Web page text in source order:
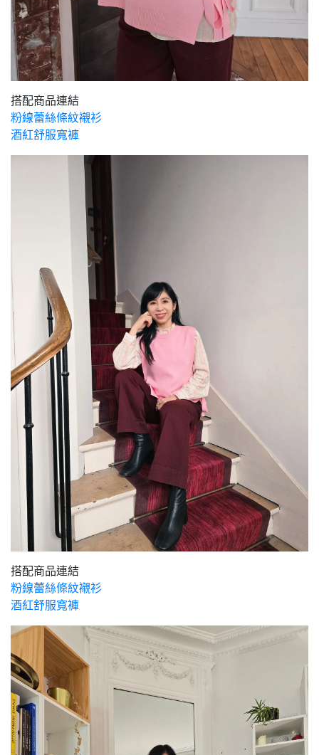
搭配商品連結
粉線蕾絲條紋襯衫
酒紅舒服寬褲
搭配商品連結
粉線蕾絲條紋襯衫
酒紅舒服寬褲